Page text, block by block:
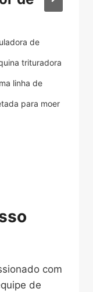
de
trituradora
linha de
para moer
com
de